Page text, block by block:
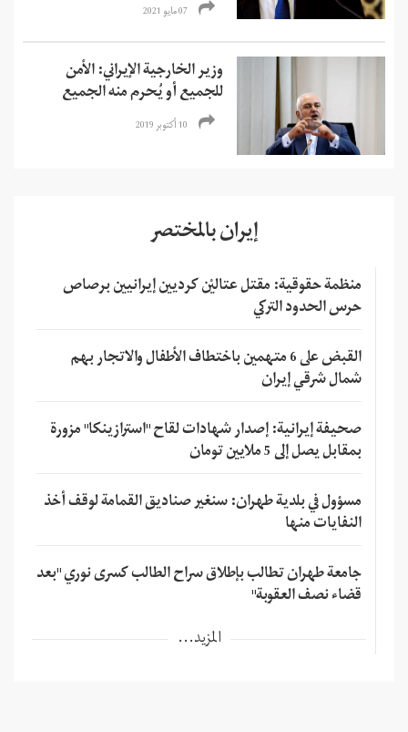
07 مايو 2021
وزير الخارجية الإيراني: الأمن
للجميع أو يُحرم منه الجميع
10 أكتوبر 2019
إيران بالمختصر
منظمة حقوقية: مقتل عتاليْن كرديين إيرانيين برصاص
حرس الحدود التركي
القبض على 6 متهمين باختطاف الأطفال والاتجار بهم
شمال شرقي إيران
صحيفة إيرانية: إصدار شهادات لقاح "استرازينكا" مزورة
بمقابل يصل إلى 5 ملايين تومان
مسؤول في بلدية طهران: سنغير صناديق القمامة لوقف أخذ
النفايات منها
جامعة طهران تطالب بإطلاق سراح الطالب كسرى نوري "بعد
قضاء نصف العقوبة"
المزيد...